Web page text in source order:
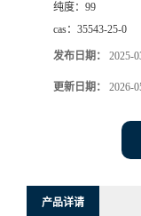
纯度： 99
cas： 35543-25-0
发布日期： 2025-
更新日期： 2026-
产品详请